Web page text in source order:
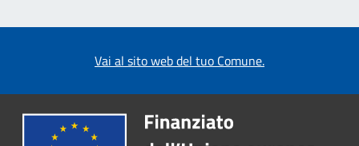
Vai al sito web del tuo Comune.